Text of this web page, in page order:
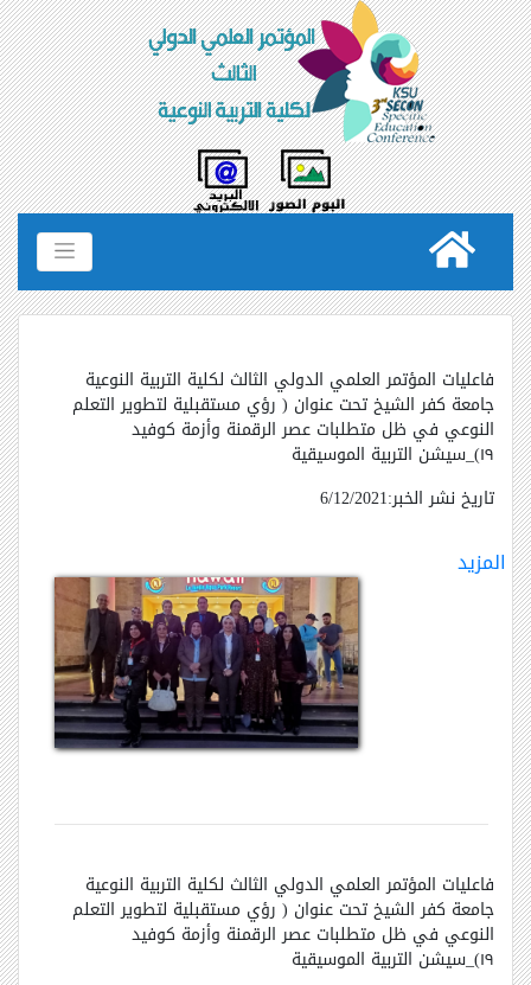
فاعليات المؤتمر العلمي الدولي الثالث لكلية التربية النوعية
جامعة كفر الشيخ تحت عنوان ( رؤي مستقبلية لتطوير التعلم
النوعي في ظل متطلبات عصر الرقمنة وأزمة كوفيد
١٩)_سيشن التربية الموسيقية
تاريخ نشر الخبر:6/12/2021
المزيد
فاعليات المؤتمر العلمي الدولي الثالث لكلية التربية النوعية
جامعة كفر الشيخ تحت عنوان ( رؤي مستقبلية لتطوير التعلم
النوعي في ظل متطلبات عصر الرقمنة وأزمة كوفيد
١٩)_سيشن التربية الموسيقية